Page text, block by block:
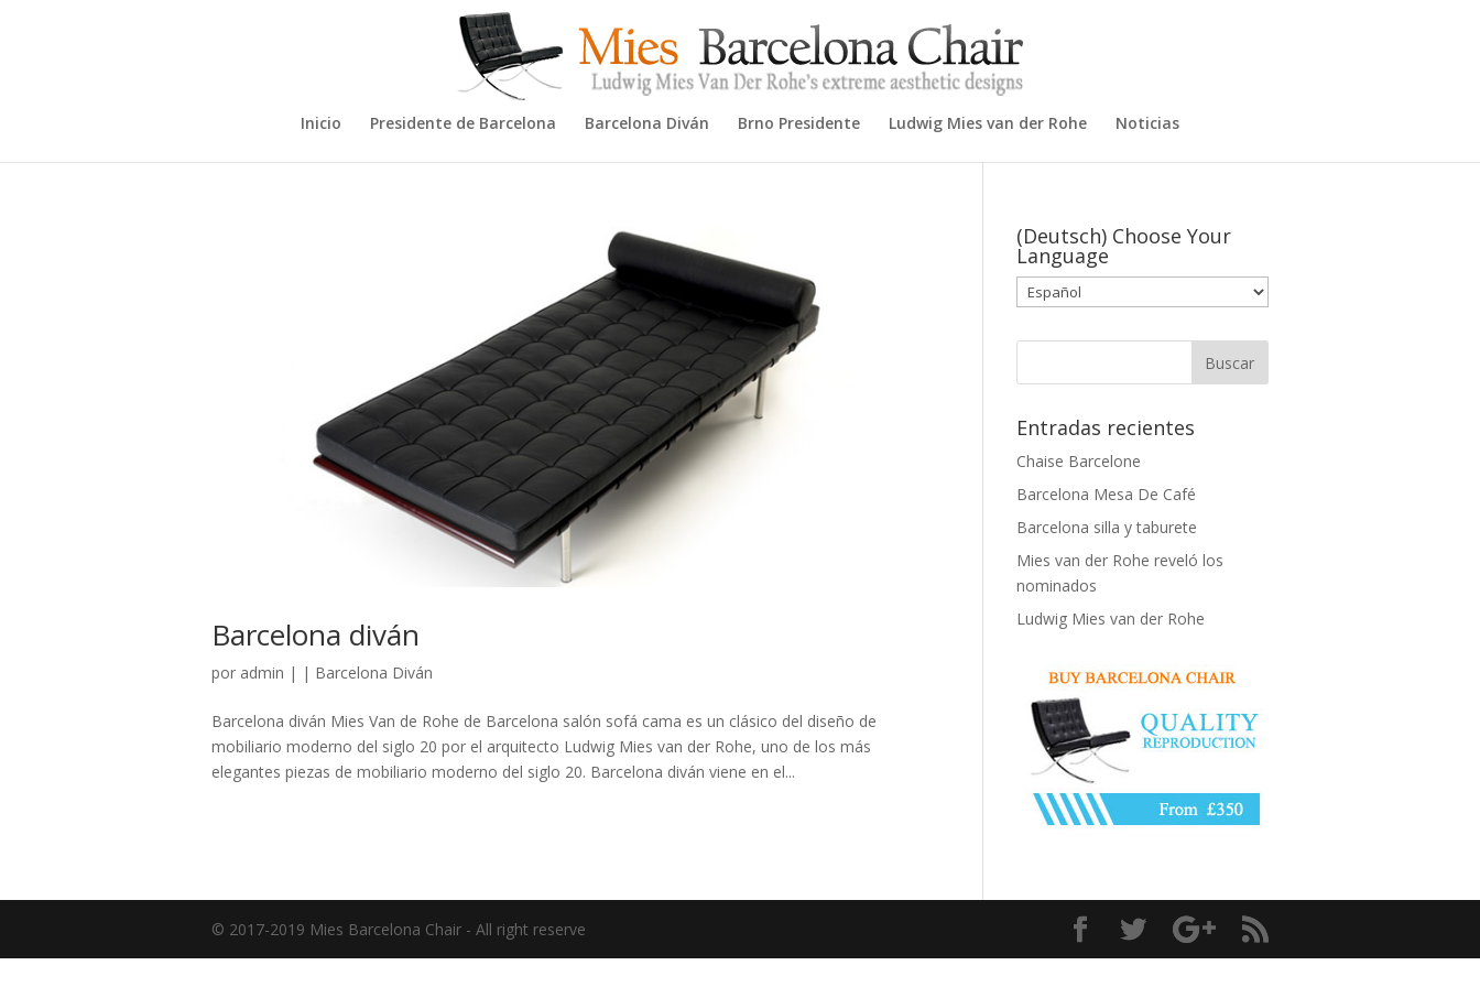
Inicio Presidente de Barcelona Barcelona Diván Brno Presidente Ludwig Mies van der Rohe Noticias
Barcelona diván
por admin | | Barcelona Diván
Barcelona diván Mies Van de Rohe de Barcelona salón sofá cama es un clásico del diseño de
mobiliario moderno del siglo 20 por el arquitecto Ludwig Mies van der Rohe, uno de los más
elegantes piezas de mobiliario moderno del siglo 20. Barcelona diván viene en el...
(Deutsch) Choose Your
Language
Entradas recientes
Chaise Barcelone
Barcelona Mesa De Café
Barcelona silla y taburete
Mies van der Rohe reveló los
nominados
Ludwig Mies van der Rohe
© 2017-2019 Mies Barcelona Chair - All right reserve